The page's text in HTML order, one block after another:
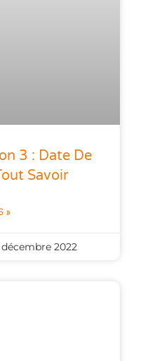
3 : Date De
Savoir
»
décembre 2022